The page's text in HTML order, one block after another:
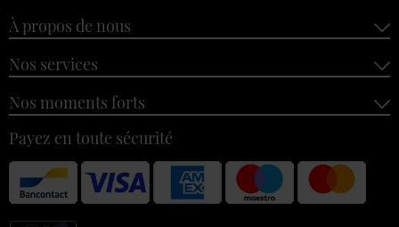
À propos de nous
Nos services
Nos moments forts
Payez en toute sécurité